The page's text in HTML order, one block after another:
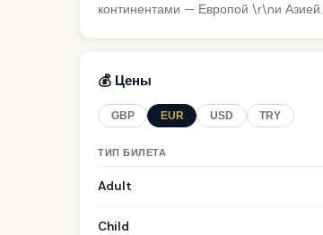
континентами — Европой \r\nи Азией.
💰 Цены
GBP EUR USD TRY
ТИП БИЛЕТА
Adult
Child